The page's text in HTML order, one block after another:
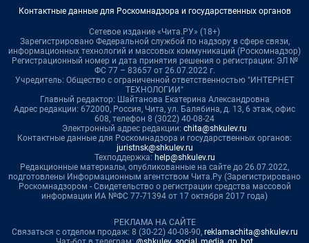
Контактные данные для Роскомнадзора и государственных органов
Сетевое издание «Чита.РУ» (18+)
Зарегистрировано Федеральной службой по надзору в сфере связи,
информационных технологий и массовых коммуникаций (Роскомнадзор)
Регистрационный номер и дата принятия решения о регистрации: ЭЛ №
ФС 77 – 83657 от 26.07.2022 г.
Учредитель: Общество с ограниченной ответственностью "ИНТЕРНЕТ
ТЕХНОЛОГИИ"
Главный редактор: Шайтанова Екатерина Александровна
Адрес редакции: 672000, Россия, Чита, ул. Балябина, д. 13, 6 этаж, офис
608, телефон 8 (3022) 40-08-24
Электронный адрес редакции: chita@shkulev.ru
Контактные данные для Роскомнадзора и государственных органов:
juristnsk@shkulev.ru
Техподдержка: help@shkulev.ru
Редакционные материалы, опубликованные на сайте до 26.07.2022,
подготовлены Информационным агентством Чита.Ру (Зарегистрировано
Роскомнадзором - Свидетельство о регистрации средства массовой
информации ИА №ФС 77-71394 от 17 октября 2017 года)
РЕКЛАМА НА САЙТЕ
Связаться с отделом продаж: 8 (30-22) 40-08-90, reklamachita@shkulev.ru